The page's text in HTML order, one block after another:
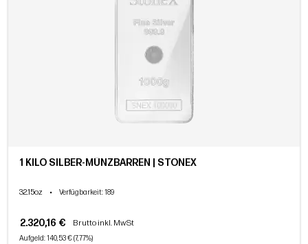
1 KILO SILBER-MÜNZBARREN | STONEX
32.15oz • Verfügbarkeit: 189
2.320,16 € Brutto inkl. MwSt
Aufgeld: 140,53 € (7,77%)